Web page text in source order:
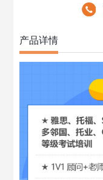
产品详情